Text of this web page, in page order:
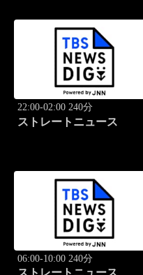
22:00-02:00 240分
ストレートニュース
06:00-10:00 240分